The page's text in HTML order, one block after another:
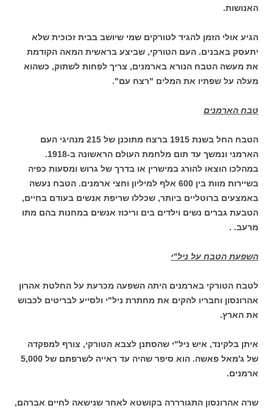
האנושות.
הגיע אולי הזמן להגיד לטורקים שמי שיושב בבית זכוכית שלא
יתעסק באבנים. העם הטורקי, שביצע בראשית המאה הקודמת
את מעשה הטבח הנורא בארמנים, צריך לפחות לשתוק, כשהוא
מעלה על שפתיו את המלים "רצח עם".
טבח הארמנים
הטבח החל בשנת 1915 ברצח מתוכנן של 215 מנהיגי העם
הארמני ונמשך עד תום מלחמת העולם הראשונה ב-1918.
במהלכו הוצאו להורג במישרין או בדרך של גרוש ומסעות כפיה
בשיירות מוות בין 600 אלף למיליון וחצי ארמנים. הטבח נעשה
באמצעים ברוטליים ביותר, שכללו שריפת אנשים בעודם בחיים,
הטבעת גברים נשים וילדים בים וריכוז אנשים במחנות בהם מתו
מרעב. .
השפעת הטבח על ניל"י
לטבח הטורקי בארמנים היתה השפעה מכרעת על החלטת אהרון
אהרונסון וחבריו להקים את מחתרת ניל"י ולסייע לבריטים לכבוש
את הארץ.
איתן בלקינד, איש ניל"י שהסתנן לצבא הטורקי, צורף למפקדה
של ג'מאל פאשה. הוא סיפר שהיה עד ראייה לשרפתם של 5,000
ארמנים.
שרה אהרונסון התגורררה בקושטא לאחר שנישאה לחיים אברהם,